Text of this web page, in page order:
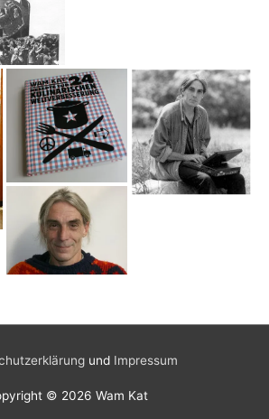
und Impressum
© 2026 Wam Kat